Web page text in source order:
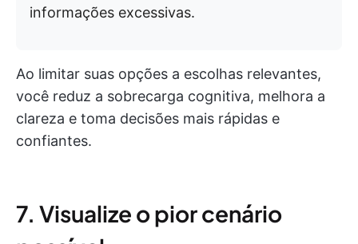
informações excessivas.
Ao limitar suas opções a escolhas relevantes,
você reduz a sobrecarga cognitiva, melhora a
clareza e toma decisões mais rápidas e
confiantes.
7. Visualize o pior cenário